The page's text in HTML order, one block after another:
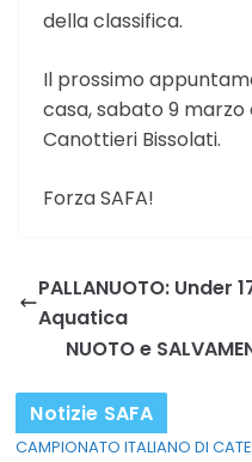
della classifica.
Il prossimo
casa, sabato 9
Canottieri Bissolati.
Forza SAFA!
PALLANUOTO:
Aquatica
NUOTO e
Notizie SAFA
CAMPIONATO ITALIANO DI